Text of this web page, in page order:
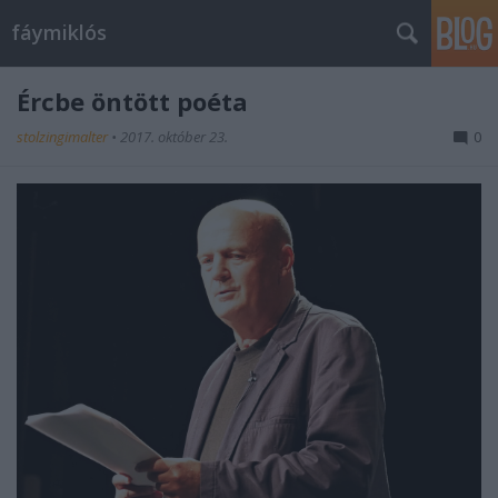
fáymiklós
Ércbe öntött poéta
stolzingimalter • 2017. október 23. 0